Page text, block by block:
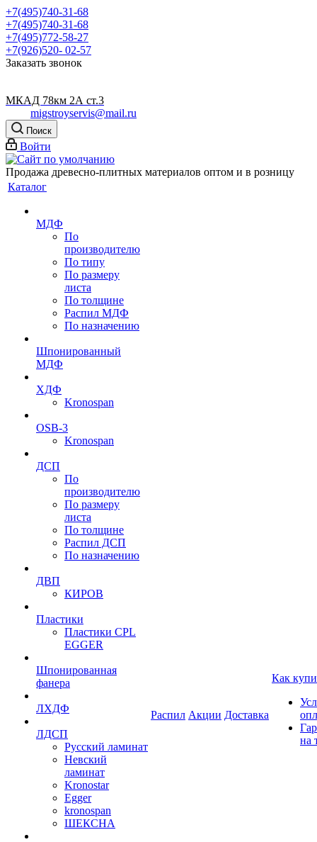
+7(495)740-31-68
+7(495)740-31-68
+7(495)772-58-27
+7(926)520- 02-57
Заказать звонок
МКАД 78км 2А ст.3
migstroyservis@mail.ru
Поиск
Войти
Продажа древесно-плитных материалов оптом и в розницу
Каталог
МДФ
По
производителю
По типу
По размеру
листа
По толщине
Распил МДФ
По назначению
Шпонированный
МДФ
ХДФ
Kronospan
OSB-3
Kronospan
ДСП
По
производителю
По размеру
листа
По толщине
Распил ДСП
По назначению
ДВП
КИРОВ
Пластики
Пластики CPL
EGGER
Шпонированная
фанера
ЛХДФ
ЛДСП
Русский ламинат
Невский
ламинат
Kronostar
Egger
kronospan
ШЕКСНА
Распил Акции Доставка
Как
на